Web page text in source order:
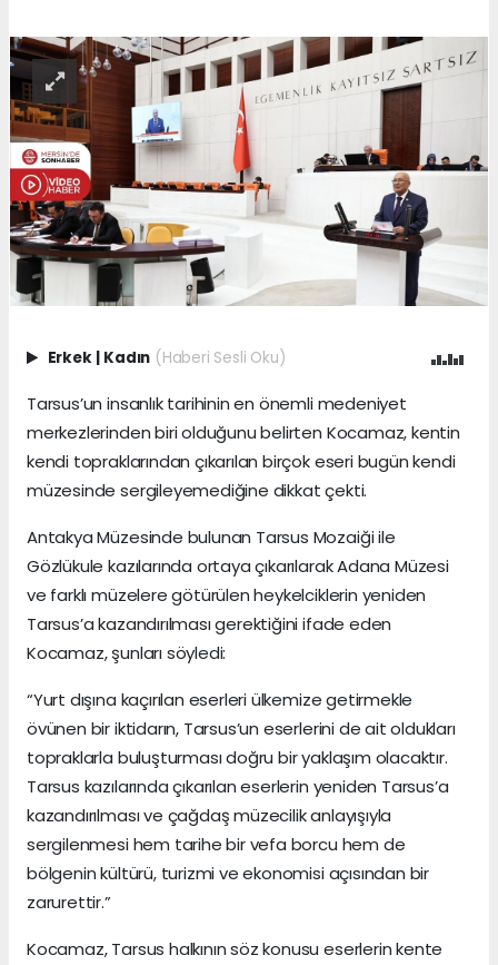
Erkek | Kadın (Haberi Sesli Oku)
Tarsus’un insanlık tarihinin en önemli medeniyet
merkezlerinden biri olduğunu belirten Kocamaz, kentin
kendi topraklarından çıkarılan birçok eseri bugün kendi
müzesinde sergileyemediğine dikkat çekti.
Antakya Müzesinde bulunan Tarsus Mozaiği ile
Gözlükule kazılarında ortaya çıkarılarak Adana Müzesi
ve farklı müzelere götürülen heykelciklerin yeniden
Tarsus’a kazandırılması gerektiğini ifade eden
Kocamaz, şunları söyledi:
“Yurt dışına kaçırılan eserleri ülkemize getirmekle
övünen bir iktidarın, Tarsus’un eserlerini de ait oldukları
topraklarla buluşturması doğru bir yaklaşım olacaktır.
Tarsus kazılarında çıkarılan eserlerin yeniden Tarsus’a
kazandırılması ve çağdaş müzecilik anlayışıyla
sergilenmesi hem tarihe bir vefa borcu hem de
bölgenin kültürü, turizmi ve ekonomisi açısından bir
zarurettir.”
Kocamaz, Tarsus halkının söz konusu eserlerin kente